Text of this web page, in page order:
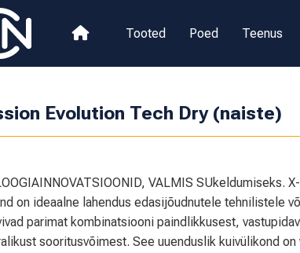
Tooted Poed Teenus
Evolution Tech Dry (naiste)
VALMIS SUkeldumiseks.
on ideaalne lahendus edasijõudnutele tehnilistele
parimat kombinatsiooni paindlikkusest,
sooritusvõimest. See uuenduslik kuivülikond